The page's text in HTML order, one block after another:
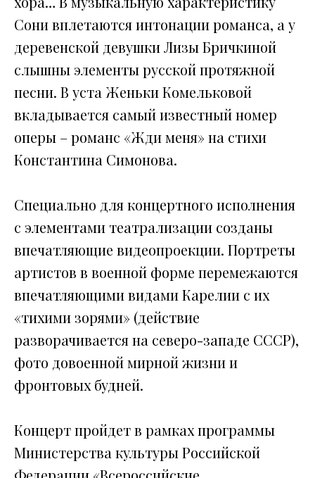
Сони вплетаются интонации романса, а у
деревенской девушки Лизы Бричкиной
слышны элементы русской протяжной
песни. В уста Женьки Комельковой
вкладывается самый известный номер
оперы – романс «Жди меня» на стихи
Константина Симонова.
Специально для концертного исполнения
с элементами театрализации созданы
впечатляющие видеопроекции. Портреты
артистов в военной форме перемежаются
впечатляющими видами Карелии с их
«тихими зорями» (действие
разворачивается на северо-западе СССР),
фото довоенной мирной жизни и
фронтовых будней.
Концерт пройдет в рамках программы
Министерства культуры Российской